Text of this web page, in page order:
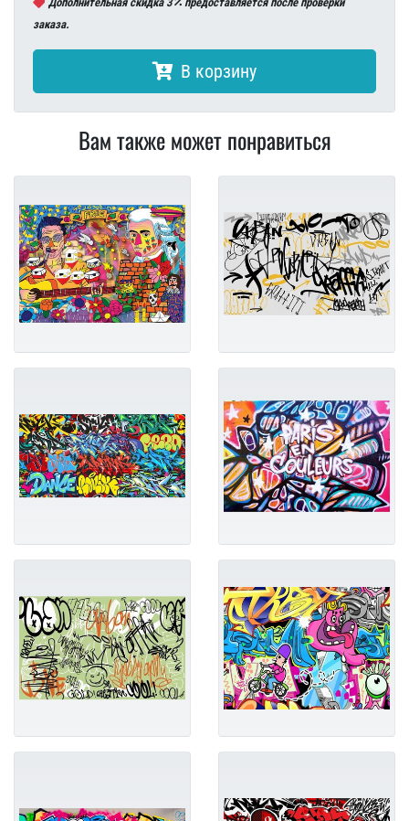
заказа.
В корзину
Вам также может понравиться